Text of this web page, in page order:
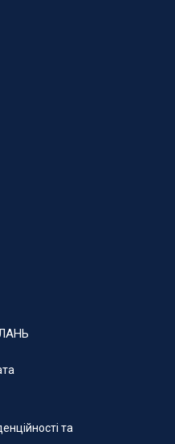
та